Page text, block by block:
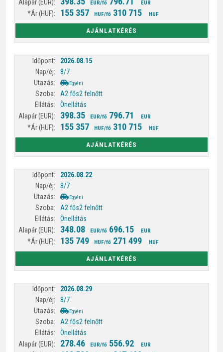
EUR/fő EUR
155 357 HUF/fő 310 715 HUF
AJÁNLATKÉRÉS
2026.08.15
8/7
Egyéni
A2 fős2 felnőtt
Önellátás
398.35 EUR/fő 796.71 EUR
155 357 HUF/fő 310 715 HUF
AJÁNLATKÉRÉS
2026.08.22
8/7
Egyéni
A2 fős2 felnőtt
Önellátás
348.08 EUR/fő 696.15 EUR
135 749 HUF/fő 271 499 HUF
AJÁNLATKÉRÉS
2026.08.29
8/7
Egyéni
A2 fős2 felnőtt
Önellátás
278.46 EUR/fő 556.92 EUR